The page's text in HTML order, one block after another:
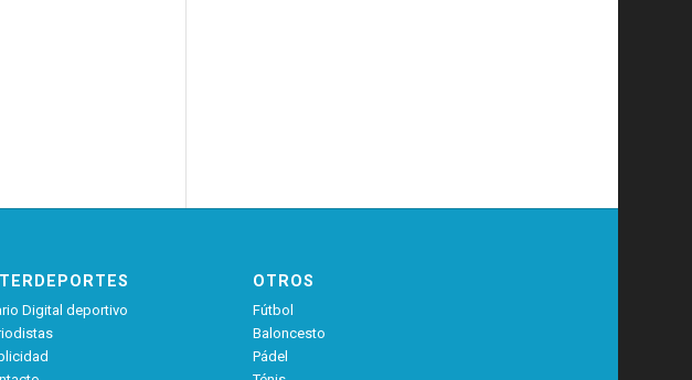
Digital deportivo
OTROS
Fútbol
Baloncesto
Pádel